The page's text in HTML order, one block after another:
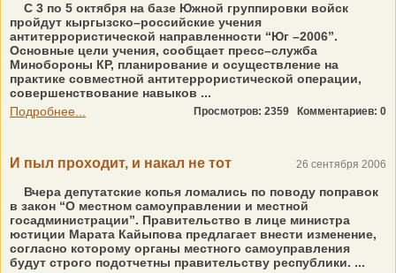
С 3 по 5 октября на базе Южной группировки войск
пройдут кыргызско–российские учения
антитеррористической направленности “Юг –2006”.
Основные цели учения, сообщает пресс–служба
Минобороны КР, планирование и осуществление на
практике совместной антитеррористической операции,
совершенствование навыков ...
Подробнее...
Просмотров: 2359 Комментариев: 0
И пыл проходит, и накал не тот 26 сентября 2006
Вчера депутатские копья ломались по поводу поправок
в закон “О местном самоуправлении и местной
госадминистрации”. Правительство в лице министра
юстиции Марата Кайыпова предлагает внести изменение,
согласно которому органы местного самоуправления
будут строго подотчетны правительству республики. ...